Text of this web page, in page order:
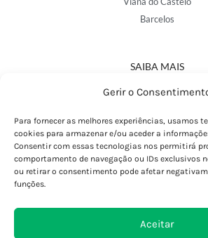
Gerir o
Para fornecer as melhores experiências, usamos
cookies para armazenar e/ou aceder a
Consentir com essas tecnologias nos permitirá
comportamento de navegação ou IDs exclusivos
ou retirar o consentimento pode afetar
funções.
Aceitar
Barcelos
SAIBA MAIS
Política de Privacidade
Termos e Condições
Perguntas Frequentes
Custos de Envio
Encomendas
Devoluções e Trocas